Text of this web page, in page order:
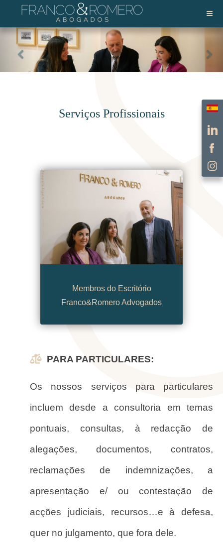
Serviços Profissionais
Membros do Escritório
Franco&Romero Advogados
PARA PARTICULARES:
Os nossos serviços para particulares
incluem desde a consultoria em temas
pontuais, consultas, à redacção de
alegações, documentos, contratos,
reclamações de indemnizações, a
apresentação e/ ou contestação de
acções judiciais, recursos…e à defesa,
quer no julgamento, que fora dele.